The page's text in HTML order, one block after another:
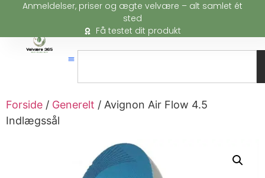
Anmeldelser, priser og ægte velvære – alt samlet ét
sted
Få testet dit produkt
Forside / Generelt / Avignon Air Flow 4.5
Indlægssål